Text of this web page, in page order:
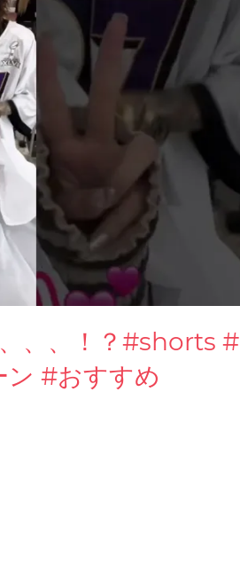
、、！？#shorts #
#おすすめ